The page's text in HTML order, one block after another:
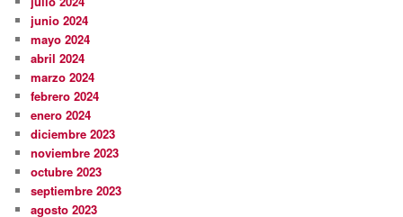
junio 2024
mayo 2024
abril 2024
marzo 2024
febrero 2024
enero 2024
diciembre 2023
noviembre 2023
octubre 2023
septiembre 2023
agosto 2023